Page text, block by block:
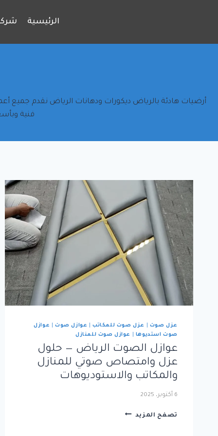
الرئيسية
أرضيات هادئة بالرياض ديكورات ودهانات الرياض نقدم جميع
فنية
عزل صوت عزل صوت للمكاتب| عوازل صوت
عوازل
صوت استديوها
عوازل صوت للمنازل
عوازل الصوت الرياض — حلول
عزل وامتصاص صوتي للمنازل
والمكاتب والاستوديوهات
6 أكتوبر، 2025
تصفح المزيد عوازل